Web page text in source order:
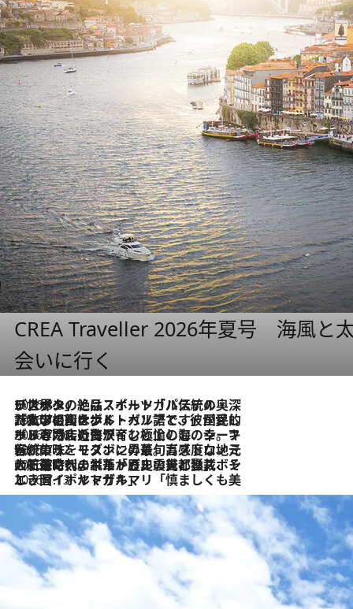
CREA Traveller 2026年夏号 海風と
会いに行く
2026.8.8
リスボンの絶品スイーツ「パステル・デ・ナタ」とは？ポルトガル伝統の奥深い世界へ
2026.7.27
「私の祖国はポルトガル語です」国民的詩人フェルナンド・ペソアと、彼が愛した文学の街を歩く
2026.7.26
ポルトガル近海が育む極上の海の幸。キリリと冷えた白ワインと愉しむ、シーフード専門店の贅沢
2026.7.22
伝統の味をモダンに昇華。高感度な地元客が集う、リスボンの最旬ガストロノミー
2026.7.21
大航海時代の栄華から、震災、独裁、そして革命へ。ポルトガル・首都リスボンの石畳に刻まれた「歴史の光と影」
2026.7.13
エッセイ・ヤマザキマリ「慎ましくも美しき国 ポルトガル」